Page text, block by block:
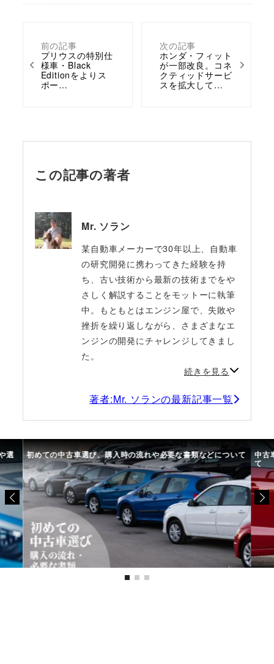
前の記事
プリウスの特別仕
様車・Black
Editionをよりス
ポー…
次の記事
ホンダ・フィット
が一部改良。コネ
クティッドサービ
スを拡大して…
この記事の著者
Mr. ソラン
某自動車メーカーで30年以上、自動車
の研究開発に携わってきた経験を持
ち、古い技術から最新の技術までをや
さしく解説することをモットーに執筆
中。もともとはエンジン屋で、失敗や
挫折を繰り返しながら、さまざまなエ
ンジンの開発にチャレンジしてきまし
た。
続きを見る
著者:Mr. ソランの最新記事一覧
選 初めての中古車選び、購入時の流れや必要な書類などについて 中古
て